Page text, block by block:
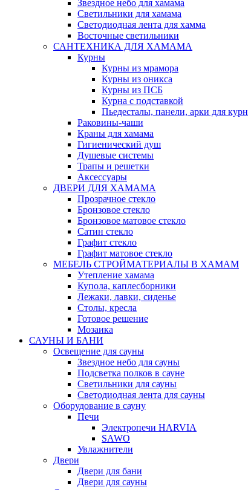
Звездное небо для хамама
Светильники для хамама
Светодиодная лента для хамма
Восточные светильники
САНТЕХНИКА ДЛЯ ХАМАМА
Курны
Курны из мрамора
Курны из оникса
Курны из ПСБ
Курна с подставкой
Пьедесталы, панели, арки для курн
Раковины-чаши
Краны для хамама
Гигиенический душ
Душевые системы
Трапы и решетки
Аксессуары
ДВЕРИ ДЛЯ ХАМАМА
Прозрачное стекло
Бронзовое стекло
Бронзовое матовое стекло
Сатин стекло
Графит стекло
Графит матовое стекло
МЕБЕЛЬ СТРОЙМАТЕРИАЛЫ В ХАМАМ
Утепление хамама
Купола, каплесборники
Лежаки, лавки, сиденье
Столы, кресла
Готовое решение
Мозаика
САУНЫ И БАНИ
Освещение для сауны
Звездное небо для сауны
Подсветка полков в сауне
Светильники для сауны
Светодиодная лента для сауны
Оборудование в сауну
Печи
Электропечи HARVIA
SAWO
Увлажнители
Двери
Двери для бани
Двери для сауны